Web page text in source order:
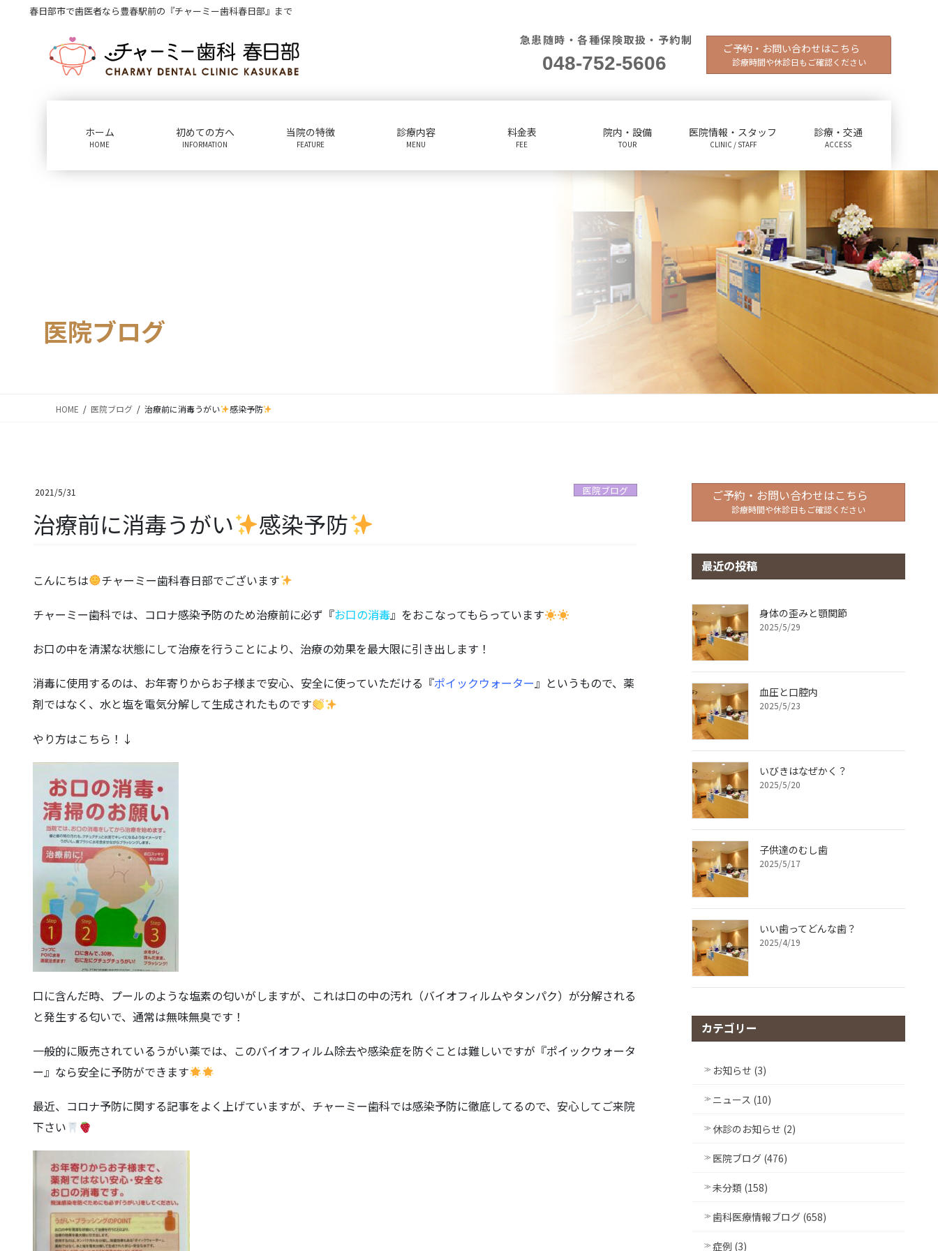
春日部市で歯医者なら豊春駅前の『チャーミー歯科春日部』まで
急患随時・各種保険取扱・予約制
048-752-5606
ご予約・お問い合わせはこちら
診療時間や休診日もご確認ください
ホーム
HOME
初めての方へ
INFORMATION
当院の特徴
FEATURE
診療内容
MENU
料金表
FEE
院内・設備
TOUR
医院情報・スタッフ
CLINIC / STAFF
診療・交通
ACCESS
医院ブログ
HOME 医院ブログ 治療前に消毒うがい 感染予防
2021/5/31 医院ブログ
治療前に消毒うがい 感染予防
こんにちは チャーミー歯科春日部でございます
チャーミー歯科では、コロナ感染予防のため治療前に必ず『お口の消毒』をおこなってもらっています
お口の中を清潔な状態にして治療を行うことにより、治療の効果を最大限に引き出します！
消毒に使用するのは、お年寄りからお子様まで安心、安全に使っていただける『ポイックウォーター』というもので、薬
剤ではなく、水と塩を電気分解して生成されたものです
やり方はこちら！ ↓
口に含んだ時、プールのような塩素の匂いがしますが、これは口の中の汚れ（バイオフィルムやタンパク）が分解される
と発生する匂いで、通常は無味無臭です！
一般的に販売されているうがい薬では、このバイオフィルム除去や感染症を防ぐことは難しいですが『ポイックウォータ
ー』なら安全に予防ができます
最近、コロナ予防に関する記事をよく上げていますが、チャーミー歯科では感染予防に徹底してるので、安心してご来院
下さい
ご予約・お問い合わせはこちら
診療時間や休診日もご確認ください
最近の投稿
身体の歪みと顎関節
2025/5/29
血圧と口腔内
2025/5/23
いびきはなぜかく？
2025/5/20
子供達のむし歯
2025/5/17
いい歯ってどんな歯？
2025/4/19
カテゴリー
お知らせ (3)
ニュース (10)
休診のお知らせ (2)
医院ブログ (476)
未分類 (158)
歯科医療情報ブログ (658)
症例 (3)